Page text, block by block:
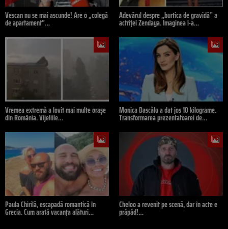
Vescan nu se mai ascunde! Are o „colegă
de apartament”…
Adevărul despre „burtica de gravidă” a
actriței Zendaya. Imaginea i-a…
Vremea extremă a lovit mai multe orașe
din România. Vijeliile…
Monica Dascălu a dat jos 10 kilograme.
Transformarea prezentatoarei de…
Paula Chirilă, escapadă romantică în
Grecia. Cum arată vacanța alături…
Cheloo a revenit pe scenă, dar în acte e
prăpăd!…